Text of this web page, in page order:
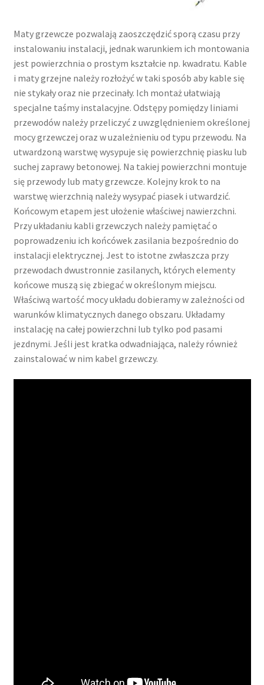
Maty grzewcze pozwalają zaoszczędzić sporą czasu przy
instalowaniu instalacji, jednak warunkiem ich montowania
jest powierzchnia o prostym kształcie np. kwadratu. Kable
i maty grzejne należy rozłożyć w taki sposób aby kable się
nie stykały oraz nie przecinały. Ich montaż ułatwiają
specjalne taśmy instalacyjne. Odstępy pomiędzy liniami
przewodów należy przeliczyć z uwzględnieniem określonej
mocy grzewczej oraz w uzależnieniu od typu przewodu. Na
utwardzoną warstwę wysypuje się powierzchnię piasku lub
suchej zaprawy betonowej. Na takiej powierzchni montuje
się przewody lub maty grzewcze. Kolejny krok to na
warstwę wierzchnią należy wysypać piasek i utwardzić.
Końcowym etapem jest ułożenie właściwej nawierzchni.
Przy układaniu kabli grzewczych należy pamiętać o
poprowadzeniu ich końcówek zasilania bezpośrednio do
instalacji elektrycznej. Jest to istotne zwłaszcza przy
przewodach dwustronnie zasilanych, których elementy
końcowe muszą się zbiegać w określonym miejscu.
Właściwą wartość mocy układu dobieramy w zależności od
warunków klimatycznych danego obszaru. Układamy
instalację na całej powierzchni lub tylko pod pasami
jezdnymi. Jeśli jest kratka odwadniająca, należy również
zainstalować w nim kabel grzewczy.